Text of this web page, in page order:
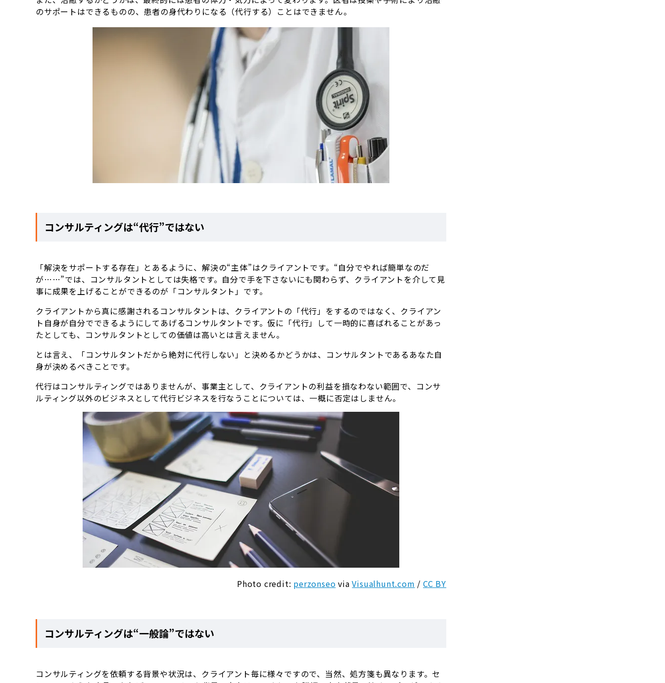
のサポートはできるものの、患者の身代わりになる（代行する）ことはできません。
コンサルティングは“代行”ではない
「解決をサポートする存在」とあるように、解決の“主体”はクライアントです。“自分でやれば簡単なのだ
が……”では、コンサルタントとしては失格です。自分で手を下さないにも関わらず、クライアントを介して見
事に成果を上げることができるのが「コンサルタント」です。
クライアントから真に感謝されるコンサルタントは、クライアントの「代行」をするのではなく、クライアン
ト自身が自分でできるようにしてあげるコンサルタントです。仮に「代行」して一時的に喜ばれることがあっ
たとしても、コンサルタントとしての価値は高いとは言えません。
とは言え、「コンサルタントだから絶対に代行しない」と決めるかどうかは、コンサルタントであるあなた自
身が決めるべきことです。
代行はコンサルティングではありませんが、事業主として、クライアントの利益を損なわない範囲で、コンサ
ルティング以外のビジネスとして代行ビジネスを行なうことについては、一概に否定はしません。
Photo credit: perzonseo viaVisualhunt.com / CC BY
コンサルティングは“一般論”ではない
コンサルティングを依頼する背景や状況は、クライアント毎に様々ですので、当然、処方箋も異なります。セ